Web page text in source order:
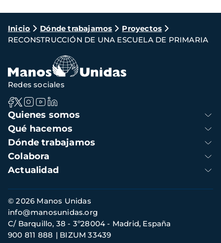
Ruta
de
navegación
Inicio Dónde trabajamos
Proyectos
RECONSTRUCCIÓN DE UNA ESCUELA DE PRIMARIA
Navegación
principal
Quienes somos
Qué hacemos
Dónde trabajamos
Colabora
Actualidad
Redes sociales
Información
de
contacto
© 2026 Manos Unidas
C/ Barquillo, 38 - 3º28004 - Madrid, España
900 811 888
BIZUM 33439
info@manosunidas.org